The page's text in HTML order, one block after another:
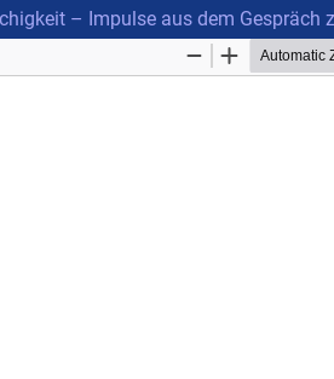
– Impulse aus dem